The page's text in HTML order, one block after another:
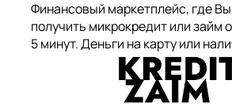
Финансовый маркетплейс, где
получить микрокредит или займ
5 минут. Деньги на карту или